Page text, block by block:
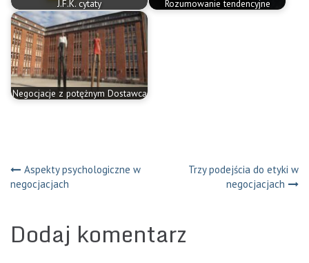
J.F.K. cytaty Rozumowanie tendencyjne
Negocjacje z potężnym Dostawcą
Nawigacja
Aspekty psychologiczne w
negocjacjach
Trzy podejścia do etyki w
negocjacjach
Dodaj komentarz